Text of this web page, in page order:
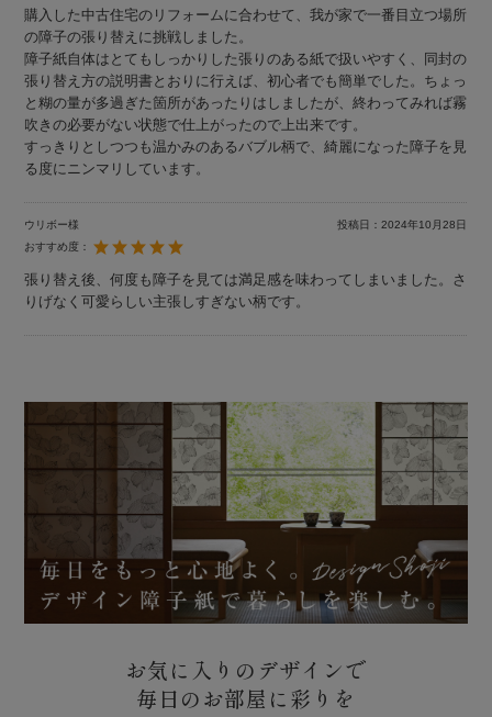
購入した中古住宅のリフォームに合わせて、我が家で一番目立つ場所
の障子の張り替えに挑戦しました。
障子紙自体はとてもしっかりした張りのある紙で扱いやすく、同封の
張り替え方の説明書とおりに行えば、初心者でも簡単でした。ちょっ
と糊の量が多過ぎた箇所があったりはしましたが、終わってみれば霧
吹きの必要がない状態で仕上がったので上出来です。
すっきりとしつつも温かみのあるバブル柄で、綺麗になった障子を見
る度にニンマリしています。
ウリボー様 投稿日：2024年10月28日
おすすめ度：
張り替え後、何度も障子を見ては満足感を味わってしまいました。さ
りげなく可愛らしい主張しすぎない柄です。
お気に入りのデザインで
毎日のお部屋に彩りを